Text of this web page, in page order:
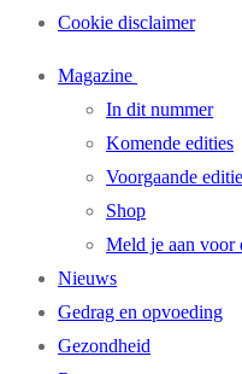
Cookie disclaimer
Magazine
In dit nummer
Komende edities
Voorgaande
Shop
Meld je aan voor
Nieuws
Gedrag en opvoeding
Gezondheid